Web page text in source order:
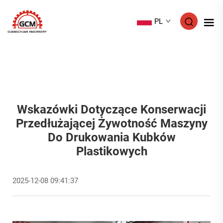
PL
Wskazówki Dotyczące Konserwacji
Przedłużającej Żywotność Maszyny
Do Drukowania Kubków
Plastikowych
2025-12-08 09:41:37